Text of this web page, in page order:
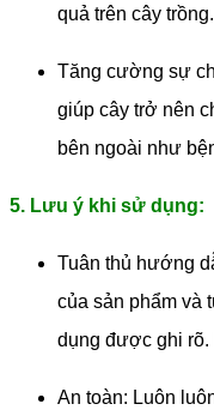
quả trên cây trồng.
Tăng cường sự
giúp cây trở nên
bên ngoài như
5. Lưu ý khi sử dụng:
Tuân thủ hướng
của sản phẩm và
dụng được ghi rõ.
An toàn: Luôn